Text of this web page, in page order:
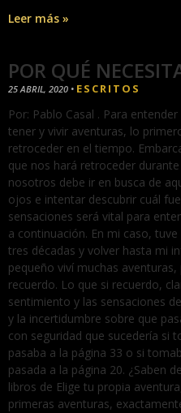
Leer más »
POR QUÉ
25 ABRIL, 2020 • ESCRITOS
Por: Pablo Casal . Para
tener y vivir aventuras, lo
retroceder en el tiempo.
que nos hará retroceder
nosotros debe ir en busca de
ojos e intentar descubrir cuál
sensaciones será vital para
a continuación. En mi caso,
tres décadas y volver hasta mi
pequeño viví muchas
recuerdo. Lo que si recuerdo,
sentimiento y las sensaciones
y la incertidumbre sobre que
con seguridad que sucedería si
pasaba a la página 33 o si
pasada a la página 20. ¿Saben
libros de Elige tu propia
primeras aventuras,